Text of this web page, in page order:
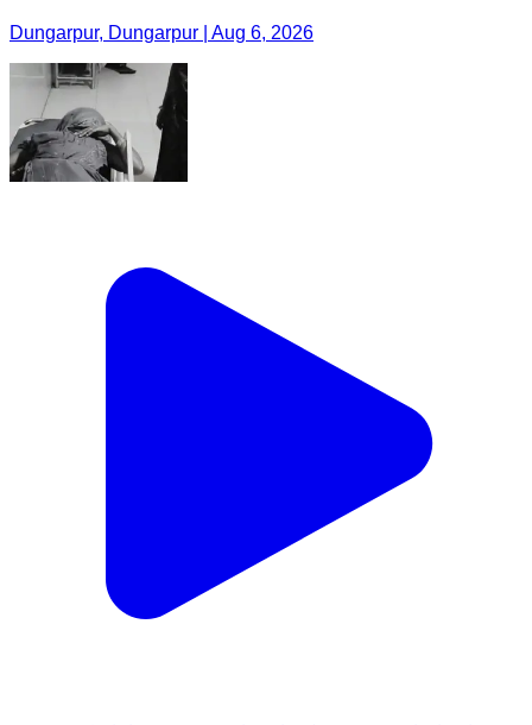
Dungarpur, Dungarpur | Aug 6, 2026